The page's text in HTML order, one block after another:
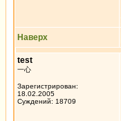
Наверх
test
一心
Зарегистрирован:
18.02.2005
Суждений: 18709